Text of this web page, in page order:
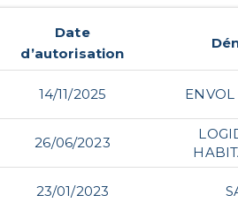
Date
d’autorisation
14/11/2025 ENVOL
26/06/2023
23/01/2023